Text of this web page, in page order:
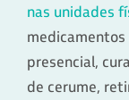
nas unidades
presencial,
de cerume,